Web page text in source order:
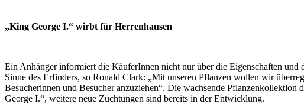
„King George I.“ wirbt für Herrenhausen
Ein Anhänger informiert die KäuferInnen nicht nur über die Eigenschaften
Sinne des Erfinders, so Ronald Clark: „Mit unseren Pflanzen wollen wir
Besucherinnen und Besucher anzuziehen“. Die wachsende
George I.“, weitere neue Züchtungen sind bereits in der Entwicklung.